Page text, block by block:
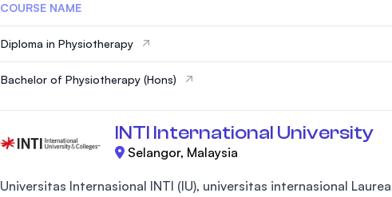
COURSE NAME
Diploma in Physiotherapy
Bachelor of Physiotherapy (Hons)
INTI International University
Selangor, Malaysia
Universitas Internasional INTI (IU), universitas internasional